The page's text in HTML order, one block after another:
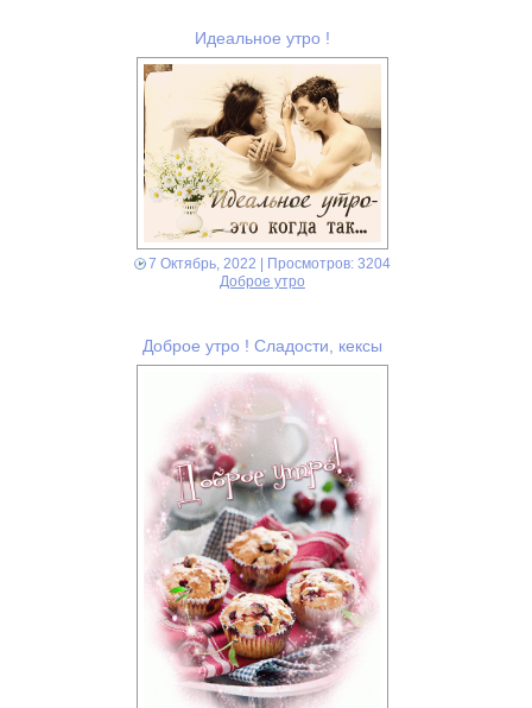
Идеальное утро !
7 Октябрь, 2022 | Просмотров: 3204
Доброе утро
Доброе утро ! Сладости, кексы